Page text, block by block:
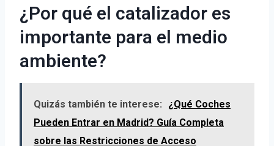
¿Por qué el catalizador es
importante para el medio
ambiente?
Quizás también te interese:
¿Qué Coches
Pueden Entrar en Madrid? Guía Completa
sobre las Restricciones de Acceso